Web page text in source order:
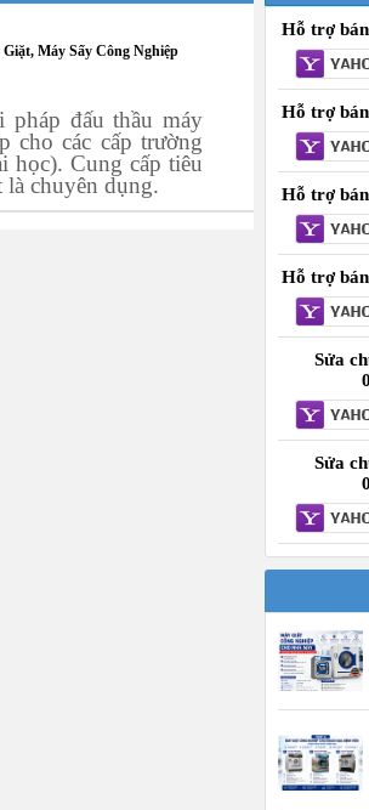
Máy Sấy Công Nghiệp
pháp đấu thầu máy
cho các cấp trường
học). Cung cấp tiêu
chuyên dụng.
Hỗ trợ
Hỗ trợ
Hỗ trợ
Hỗ trợ
Sửa
Sửa